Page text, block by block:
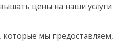
цены на наши услуги
мы предоставляем,